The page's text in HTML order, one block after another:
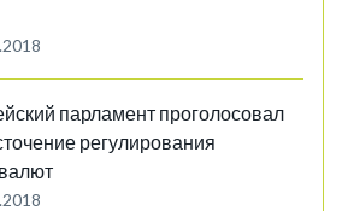
парламент проголосовал
регулирования